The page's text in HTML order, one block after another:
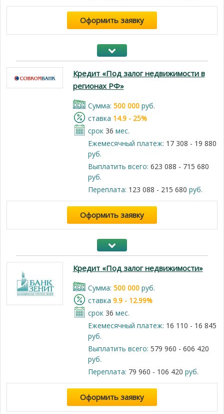
Оформить заявку
Кредит «Под залог недвижимости в
регионах РФ»
Cумма: 500 000руб.
cтавка 14.9 - 25%
срок 36 мес.
Ежемесячный платеж: 17 308 - 19 880
руб.
Выплатить всего: 623 088 - 715 680
руб.
Переплата: 123 088 - 215 680 руб.
Оформить заявку
Кредит «Под залог недвижимости»
Cумма: 500 000руб.
cтавка 9.9 - 12.99%
срок 36 мес.
Ежемесячный платеж: 16 110 - 16 845
руб.
Выплатить всего: 579 960 - 606 420
руб.
Переплата: 79 960 - 106 420 руб.
Оформить заявку